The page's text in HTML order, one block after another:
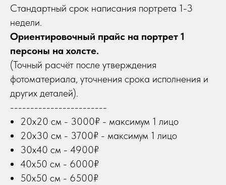
Стандартный срок написания портрета 1-3
недели.
Ориентировочный прайс на портрет 1
персоны на холсте.
(Точный расчёт после утверждения
фотоматериала, уточнения срока исполнения и
других деталей).
------------------------
20х20 см - 3000₽ - максимум 1 лицо
20х30 см - 3700₽ - максимум 1 лицо
30х40 см - 4900₽
40х50 см - 6000₽
50х50 см - 6500₽